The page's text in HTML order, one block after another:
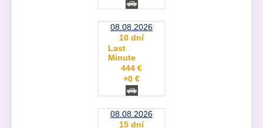
08.08.2026
10 dní
Last
Minute
444 €
+0 €
08.08.2026
15 dní